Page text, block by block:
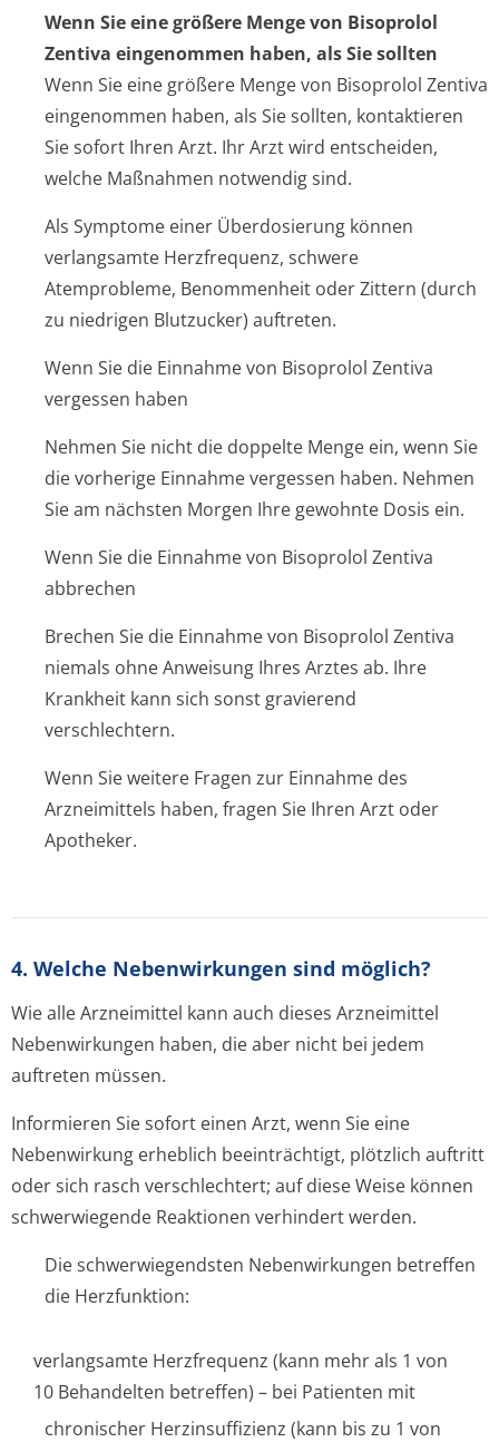
Wenn Sie eine größere Menge von Bisoprolol
Zentiva eingenommen haben, als Sie sollten
Wenn Sie eine größere Menge von Bisoprolol Zentiva
eingenommen haben, als Sie sollten, kontaktieren
Sie sofort Ihren Arzt. Ihr Arzt wird entscheiden,
welche Maßnahmen notwendig sind.
Als Symptome einer Überdosierung können
verlangsamte Herzfrequenz, schwere
Atemprobleme, Benommenheit oder Zittern (durch
zu niedrigen Blutzucker) auftreten.
Wenn Sie die Einnahme von Bisoprolol Zentiva
vergessen haben
Nehmen Sie nicht die doppelte Menge ein, wenn Sie
die vorherige Einnahme vergessen haben. Nehmen
Sie am nächsten Morgen Ihre gewohnte Dosis ein.
Wenn Sie die Einnahme von Bisoprolol Zentiva
abbrechen
Brechen Sie die Einnahme von Bisoprolol Zentiva
niemals ohne Anweisung Ihres Arztes ab. Ihre
Krankheit kann sich sonst gravierend
verschlechtern.
Wenn Sie weitere Fragen zur Einnahme des
Arzneimittels haben, fragen Sie Ihren Arzt oder
Apotheker.
4. Welche Nebenwirkungen sind möglich?
Wie alle Arzneimittel kann auch dieses Arzneimittel
Nebenwirkungen haben, die aber nicht bei jedem
auftreten müssen.
Informieren Sie sofort einen Arzt, wenn Sie eine
Nebenwirkung erheblich beeinträchtigt, plötzlich auftritt
oder sich rasch verschlechtert; auf diese Weise können
schwerwiegende Reaktionen verhindert werden.
Die schwerwiegendsten Nebenwirkungen betreffen
die Herzfunktion:
verlangsamte Herzfrequenz (kann mehr als 1 von
10 Behandelten betreffen) – bei Patienten mit
chronischer Herzinsuffizienz (kann bis zu 1 von